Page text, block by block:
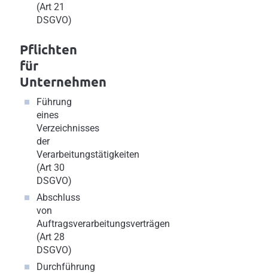
(Art 21
DSGVO)
Pflichten
für
Unternehmen
Führung
eines
Verzeichnisses
der
Verarbeitungstätigkeiten
(Art 30
DSGVO)
Abschluss
von
Auftragsverarbeitungsverträgen
(Art 28
DSGVO)
Durchführung